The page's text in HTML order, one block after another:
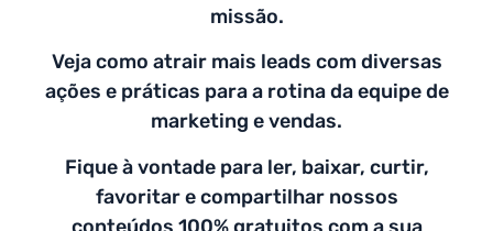
missão.
Veja como atrair mais leads com diversas
ações e práticas para a rotina da equipe de
marketing e vendas.
Fique à vontade para ler, baixar, curtir,
favoritar e compartilhar nossos
conteúdos 100% gratuitos com a sua